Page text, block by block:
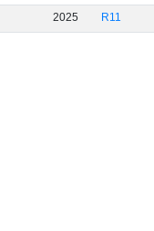
2025 R11